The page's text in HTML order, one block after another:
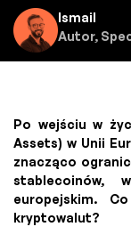
Ismail
Autor,
Po wejściu w
Assets) w Unii
znacząco
stablecoinów,
europejskim.
kryptowalut?